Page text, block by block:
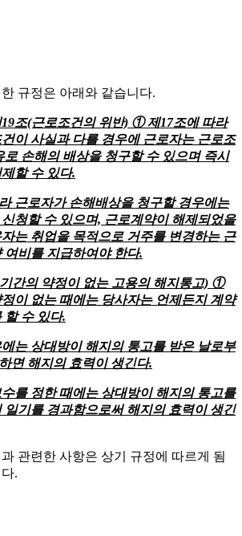
규정은 아래와 같습니다.
조(근로조건의 위반) ① 제17조에 따라
이 사실과 다를 경우에 근로자는 근로조
로 손해의 배상을 청구할 수 있으며 즉시
할 수 있다.
근로자가 손해배상을 청구할 경우에는
청할 수 있으며, 근로계약이 해제되었을
는 취업을 목적으로 거주를 변경하는 근
여비를 지급하여야 한다.
기간의 약정이 없는 고용의 해지통고) ①
이 없는 때에는 당사자는 언제든지 계약
할 수 있다.
는 상대방이 해지의 통고를 받은 날로부
면 해지의 효력이 생긴다.
를 정한 때에는 상대방이 해지의 통고를
일기를 경과함으로써 해지의 효력이 생긴
관련한 사항은 상기 규정에 따르게 됨
.